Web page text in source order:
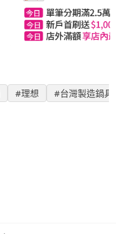
#理想 #台灣製造鍋具